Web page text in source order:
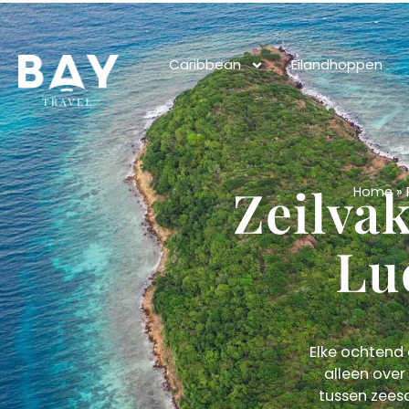
Caribbean Eilandhoppen
Home»
Elke
alleen
tussen